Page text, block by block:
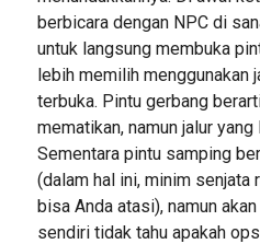
berbicara dengan NPC di
untuk langsung membuka
lebih memilih menggunakan
terbuka. Pintu gerbang
mematikan, namun jalur
Sementara pintu samping
(dalam hal ini, minim senjata
bisa Anda atasi), namun
sendiri tidak tahu apakah